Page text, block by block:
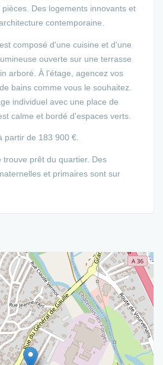
Des logements innovants et
contemporaine.
composé d'une cuisine et d'une
ouverte sur une terrasse
arboré. À l’étage, agencez vos
bains comme vous le souhaitez.
individuel avec une place de
calme et bordé d'espaces verts.
partir de 183 900 €.
trouve prêt du quartier. Des
et primaires sont sur